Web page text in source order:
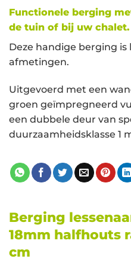
Functionele berging
de tuin of bij uw chalet.
Deze handige berging is
afmetingen.
Uitgevoerd met een
groen geïmpregneerd
een dubbele deur van
duurzaamheidsklasse 1
Berging
18mm halfhouts
cm